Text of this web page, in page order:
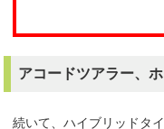
アコードツアラー、
続いて、ハイブリッドタ